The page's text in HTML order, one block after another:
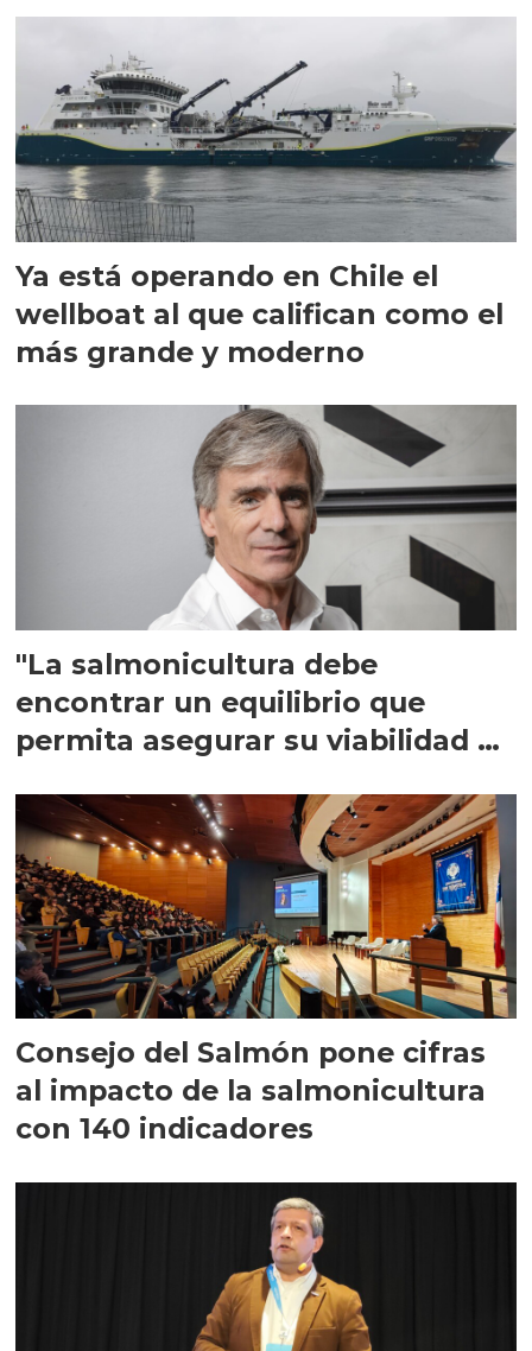
Ya está operando en Chile el
wellboat al que califican como el
más grande y moderno
"La salmonicultura debe
encontrar un equilibrio que
permita asegurar su viabilidad de
Consejo del Salmón pone cifras
al impacto de la salmonicultura
con 140 indicadores